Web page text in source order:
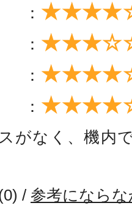
：
：
：
：
がなく、機内
0) / 参考になら